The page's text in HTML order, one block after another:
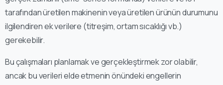
tarafından üretilen makinenin veya üretilen ürünün durumunu
ilgilendiren ek verilere (titreşim, ortam sıcaklığı vb.)
gerekebilir.
Bu çalışmaları planlamak ve gerçekleştirmek zor olabilir,
ancak bu verileri elde etmenin önündeki engellerin